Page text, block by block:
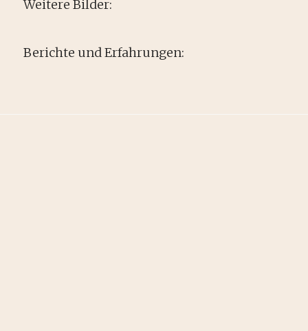
Klick auf das Bild zu vergrößern.
Weitere Bilder:
Berichte und Erfahrungen: